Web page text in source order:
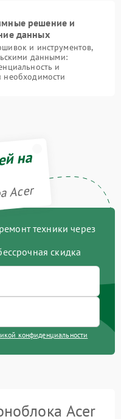
решение и
данных
и инструментов,
данными:
и
необходимости
на
Acer
техники через
скидка
конфиденциальности
Acer